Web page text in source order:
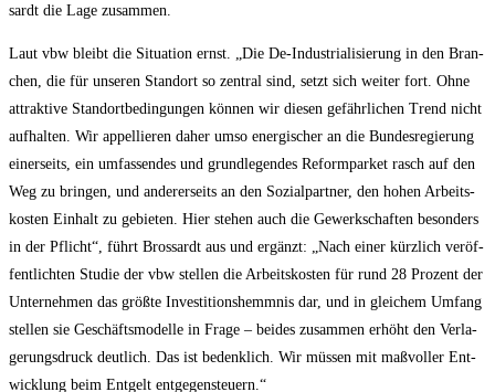
sardt die Lage zusammen.
Laut vbw bleibt die Situa­ti­on ernst. „Die De-Indus­tria­li­sie­rung in den Bran­
chen, die für unse­ren Stand­ort so zen­tral sind, setzt sich wei­ter fort. Ohne
attrak­ti­ve Stand­ort­be­din­gun­gen kön­nen wir die­sen gefähr­li­chen Trend nicht
auf­hal­ten. Wir appel­lie­ren daher umso ener­gi­scher an die Bun­des­re­gie­rung
einer­seits, ein umfas­sen­des und grund­le­gen­des Reform­par­ket rasch auf den
Weg zu brin­gen, und ande­rer­seits an den Sozi­al­part­ner, den hohen Arbeits­
kos­ten Ein­halt zu gebie­ten. Hier ste­hen auch die Gewerk­schaf­ten beson­ders
in der Pflicht“, führt Bros­sardt aus und ergänzt: „Nach einer kürz­lich ver­öf­
fent­lich­ten Stu­die der vbw stel­len die Arbeits­kos­ten für rund 28 Pro­zent der
Unter­neh­men das größ­te Inves­ti­ti­ons­hemm­nis dar, und in glei­chem Umfang
stel­len sie Geschäfts­mo­del­le in Fra­ge – bei­des zusam­men erhöht den Ver­la­
ge­rungs­druck deut­lich. Das ist bedenk­lich. Wir müs­sen mit maß­vol­ler Ent­
wick­lung beim Ent­gelt entgegensteuern.“